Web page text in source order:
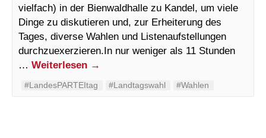
vielfach) in der Bienwaldhalle zu Kandel, um viele
Dinge zu diskutieren und, zur Erheiterung des
Tages, diverse Wahlen und Listenaufstellungen
durchzuexerzieren.In nur weniger als 11 Stunden
… Weiterlesen →
#LandesPARTEItag #Landtagswahl #Wahlen